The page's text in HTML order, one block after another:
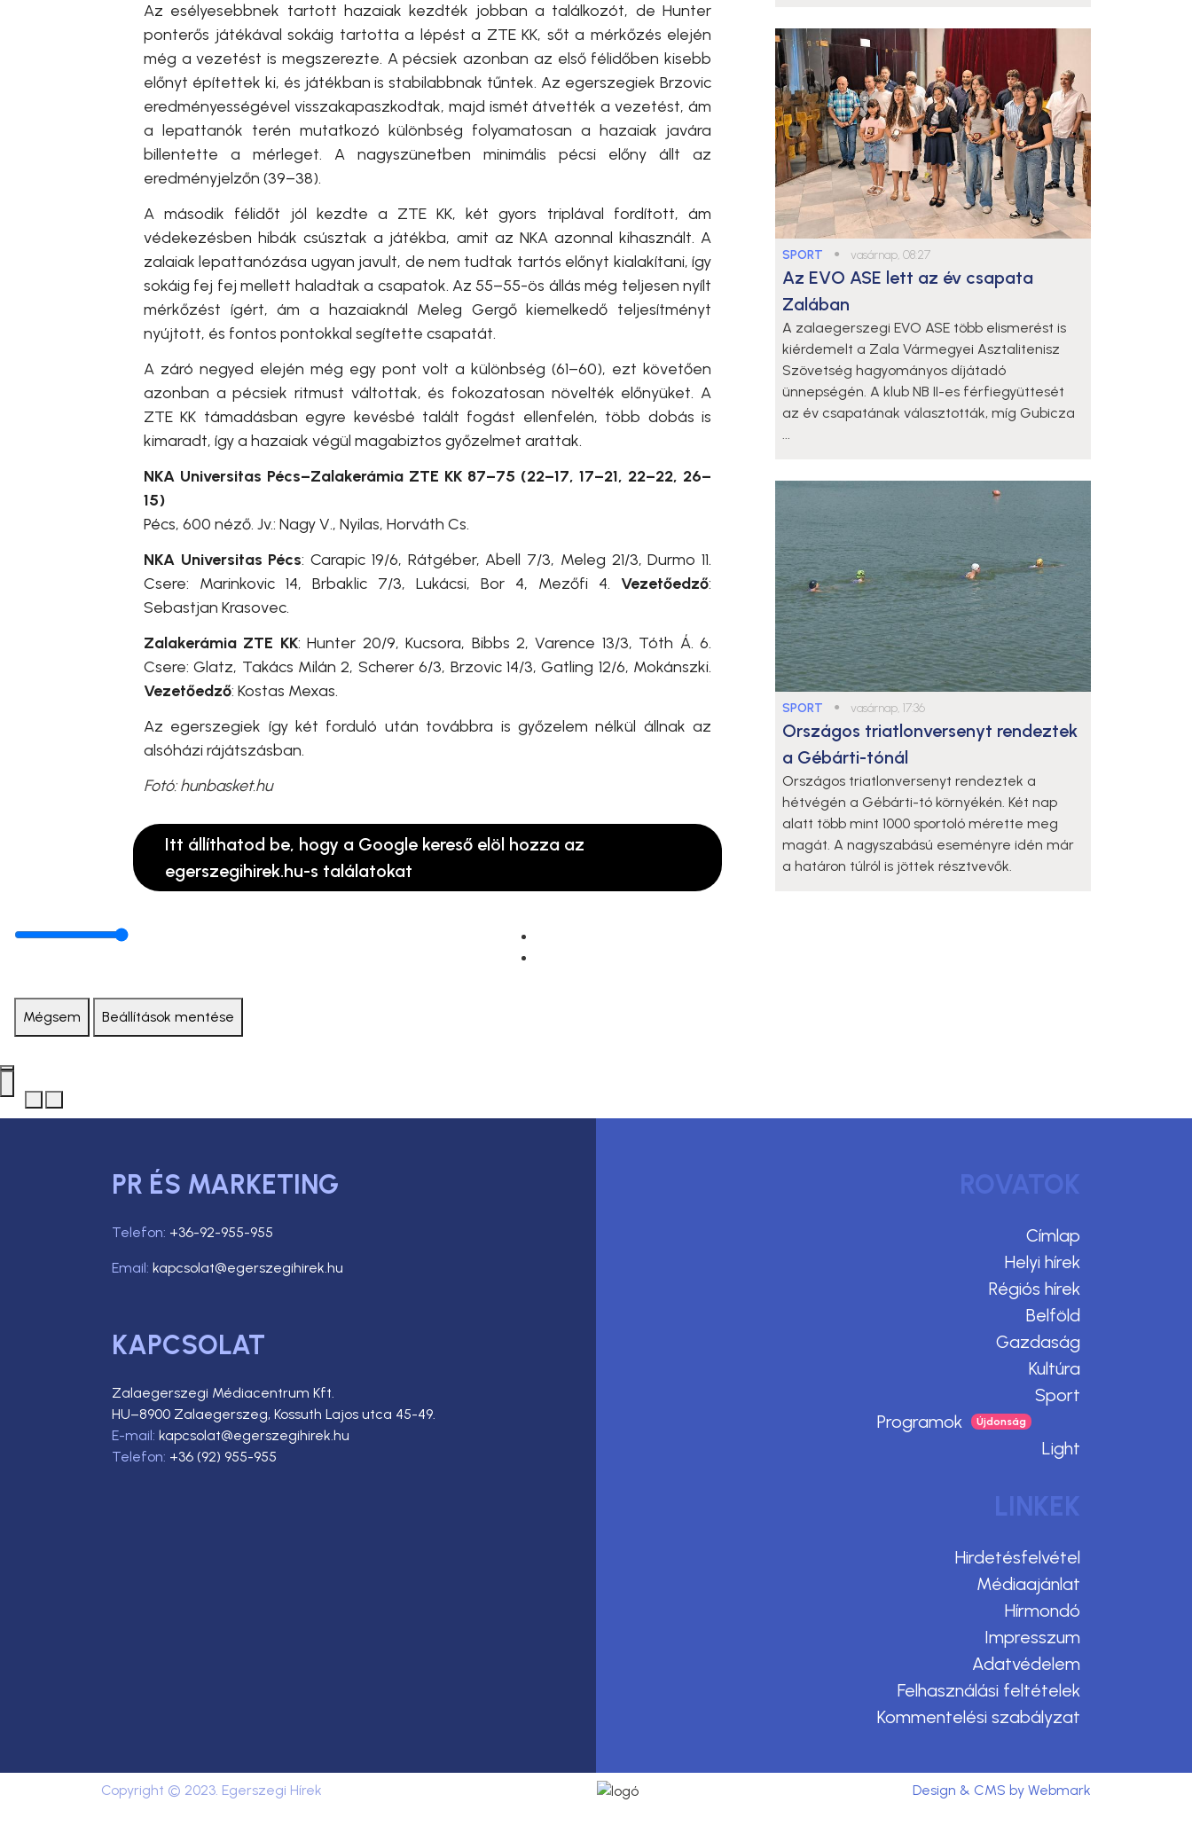
Az esélyesebbnek tartott hazaiak kezdték jobban a találkozót, de Hunter
ponterős játékával sokáig tartotta a lépést a ZTE KK, sőt a mérkőzés elején
még a vezetést is megszerezte. A pécsiek azonban az első félidőben kisebb
előnyt építettek ki, és játékban is stabilabbnak tűntek. Az egerszegiek Brzovic
eredményességével visszakapaszkodtak, majd ismét átvették a vezetést, ám
a lepattanók terén mutatkozó különbség folyamatosan a hazaiak javára
billentette a mérleget. A nagyszünetben minimális pécsi előny állt az
eredményjelzőn (39–38).
A második félidőt jól kezdte a ZTE KK, két gyors triplával fordított, ám
védekezésben hibák csúsztak a játékba, amit az NKA azonnal kihasznált. A
zalaiak lepattanózása ugyan javult, de nem tudtak tartós előnyt kialakítani, így
sokáig fej fej mellett haladtak a csapatok. Az 55–55-ös állás még teljesen nyílt
mérkőzést ígért, ám a hazaiaknál Meleg Gergő kiemelkedő teljesítményt
nyújtott, és fontos pontokkal segítette csapatát.
A záró negyed elején még egy pont volt a különbség (61–60), ezt követően
azonban a pécsiek ritmust váltottak, és fokozatosan növelték előnyüket. A
ZTE KK támadásban egyre kevésbé talált fogást ellenfelén, több dobás is
kimaradt, így a hazaiak végül magabiztos győzelmet arattak.
NKA Universitas Pécs–Zalakerámia ZTE KK 87–75 (22–17, 17–21, 22–22, 26–
15)
Pécs, 600 néző. Jv.: Nagy V., Nyilas, Horváth Cs.
NKA Universitas Pécs: Carapic 19/6, Rátgéber, Abell 7/3, Meleg 21/3, Durmo 11.
Csere: Marinkovic 14, Brbaklic 7/3, Lukácsi, Bor 4, Mezőfi 4. Vezetőedző:
Sebastjan Krasovec.
Zalakerámia ZTE KK: Hunter 20/9, Kucsora, Bibbs 2, Varence 13/3, Tóth Á. 6.
Csere: Glatz, Takács Milán 2, Scherer 6/3, Brzovic 14/3, Gatling 12/6, Mokánszki.
Vezetőedző: Kostas Mexas.
Az egerszegiek így két forduló után továbbra is győzelem nélkül állnak az
alsóházi rájátszásban.
Fotó: hunbasket.hu
Itt állíthatod be, hogy a Google kereső elöl hozza az
egerszegihirek.hu-s találatokat
SPORT ● vasárnap, 08:27
Az EVO ASE lett az év csapata
Zalában
A zalaegerszegi EVO ASE több elismerést is
kiérdemelt a Zala Vármegyei Asztalitenisz
Szövetség hagyományos díjátadó
ünnepségén. A klub NB II-es férfiegyüttesét
az év csapatának választották, míg Gubicza
...
SPORT ● vasárnap, 17:36
Országos triatlonversenyt rendeztek
a Gébárti-tónál
Országos triatlonversenyt rendeztek a
hétvégén a Gébárti-tó környékén. Két nap
alatt több mint 1000 sportoló mérette meg
magát. A nagyszabású eseményre idén már
a határon túlról is jöttek résztvevők.
Mégsem Beállítások mentése
PR ÉS MARKETING
Telefon: +36-92-955-955
Email: kapcsolat@egerszegihirek.hu
KAPCSOLAT
Zalaegerszegi Médiacentrum Kft.
HU–8900 Zalaegerszeg, Kossuth Lajos utca 45-49.
E-mail: kapcsolat@egerszegihirek.hu
Telefon: +36 (92) 955-955
ROVATOK
Címlap
Helyi hírek
Régiós hírek
Belföld
Gazdaság
Kultúra
Sport
Programok
Light
LINKEK
Hirdetésfelvétel
Médiaajánlat
Hírmondó
Impresszum
Adatvédelem
Felhasználási feltételek
Kommentelési szabályzat
Copyright © 2023. Egerszegi Hírek Design & CMS by Webmark